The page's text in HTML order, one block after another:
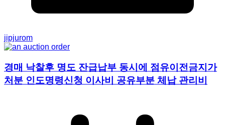
jipjurom
경매 낙찰후 명도 잔급납부 동시에 점유이전금지가
처분 인도명령신청 이사비 공유부분 체납 관리비